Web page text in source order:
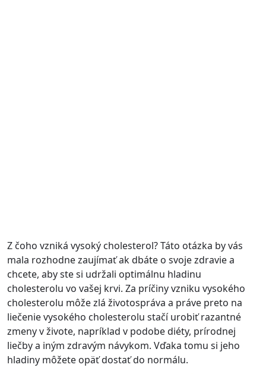
Z čoho vzniká vysoký cholesterol? Táto otázka by vás
mala rozhodne zaujímať ak dbáte o svoje zdravie a
chcete, aby ste si udržali optimálnu hladinu
cholesterolu vo vašej krvi. Za príčiny vzniku vysokého
cholesterolu môže zlá životospráva a práve preto na
liečenie vysokého cholesterolu stačí urobiť razantné
zmeny v živote, napríklad v podobe diéty, prírodnej
liečby a iným zdravým návykom. Vďaka tomu si jeho
hladiny môžete opäť dostať do normálu.